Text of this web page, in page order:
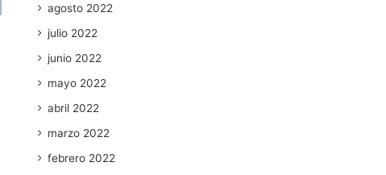
agosto 2022
julio 2022
junio 2022
mayo 2022
abril 2022
marzo 2022
febrero 2022